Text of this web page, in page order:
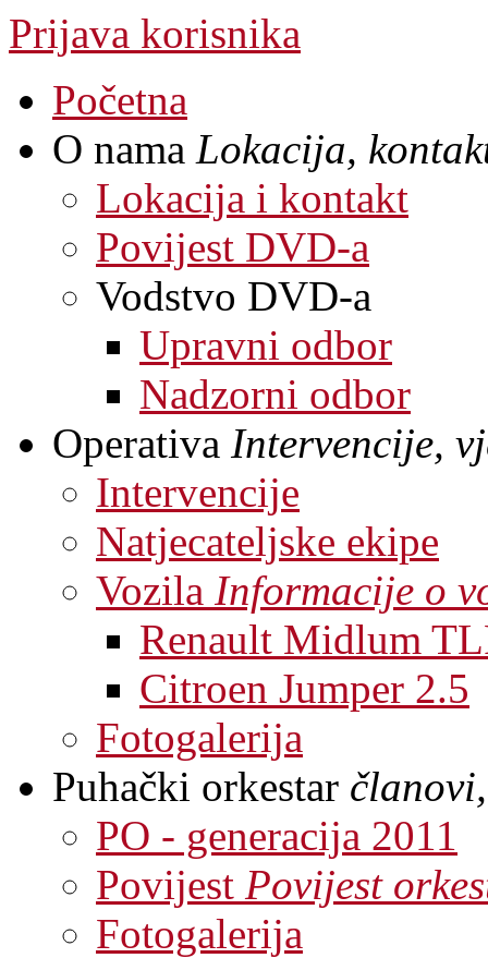
Prijava korisnika
Početna
O nama Lokacija,
Lokacija i kontakt
Povijest DVD-a
Vodstvo DVD-a
Upravni odbor
Nadzorni odbor
Operativa Intervencije,
Intervencije
Natjecateljske ekipe
Vozila Informacije o
Renault Midlum
Citroen Jumper 2.5
Fotogalerija
Puhački orkestar
PO - generacija 2011
Povijest Povijest
Fotogalerija